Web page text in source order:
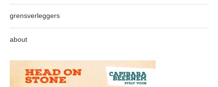
grensverleggers
about